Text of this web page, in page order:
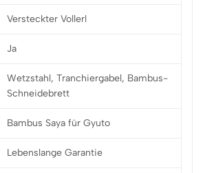
Versteckter Vollerl
Ja
Wetzstahl, Tranchiergabel, Bambus-
Schneidebrett
Bambus Saya für Gyuto
Lebenslange Garantie